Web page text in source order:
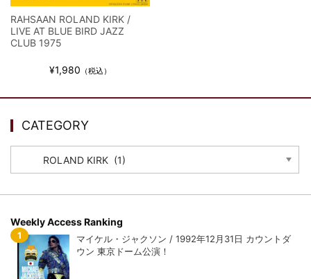
ジャーニー / 1979年5月8+9日 コロラド州 2公演 SBD 完全収録！
*NEW RELEASE (最新約3ヶ月)
NGHFB / 2024年7月28日 フジロック’24公演 超高音質AI-SBD！
ウォーニング / 2024年4月22日 英リーズ公演 超高音質
ビリー・ジョエル / 2024年3月24日 100Aniv. 米M.S.G公演 完全
収録！
リアム・ギャラガー / 2024年6月3日 カーディフ公演 IEM/AUD 完
スコーピオンズ / 2024年6月15日 リスボン公演 FHD 完全収録！
*NEW RELEASE (最新約3ヶ月)
2024.6.20
マネスキン / 2024年6月9日 ドイツ ROCK AM RING 公演 FHD 完
全収録！
RAHSAAN ROLAND KIRK /
LIVE AT BLUE BIRD JAZZ
CLUB 1975
¥1,980 （税込）
CATEGORY
Weekly Access Ranking
マイケル・ジャクソン / 1992年12月31日 カウントダ
ウン 東京ドーム公演！